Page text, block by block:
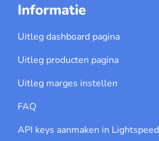
Informatie
Uitleg dashboard pagina
Uitleg producten pagina
Uitleg marges instellen
FAQ
API keys aanmaken in Lightspeed